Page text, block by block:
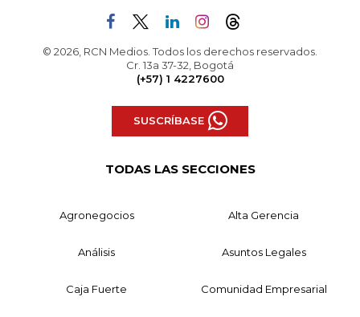
© 2026, RCN Medios. Todos los derechos reservados.
Cr. 13a 37-32, Bogotá
(+57) 1 4227600
SUSCRÍBASE
TODAS LAS SECCIONES
Agronegocios Alta Gerencia
Análisis Asuntos Legales
Caja Fuerte Comunidad Empresarial